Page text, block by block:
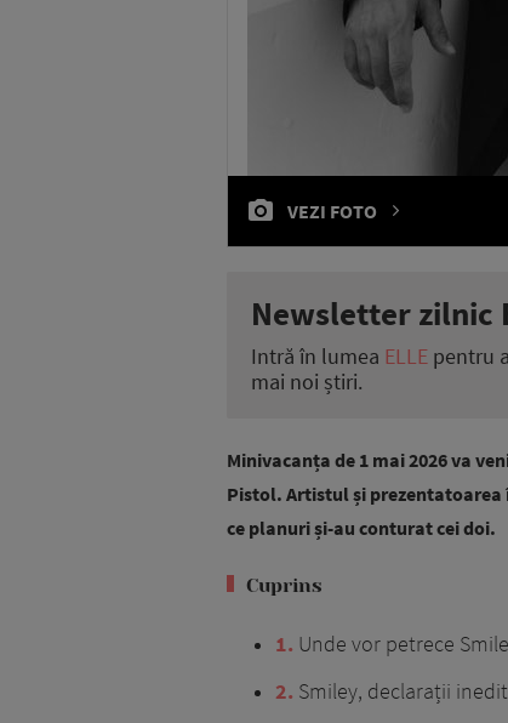
VEZI FOTO
Newsletter zilnic
Intră în lumea ELLE pentru
mai noi știri.
Minivacanța de 1 mai 2026 va
Pistol. Artistul și prezentatoarea
ce planuri și-au conturat cei doi.
Cuprins
1 Unde vor petrece
2 Smiley, declarații